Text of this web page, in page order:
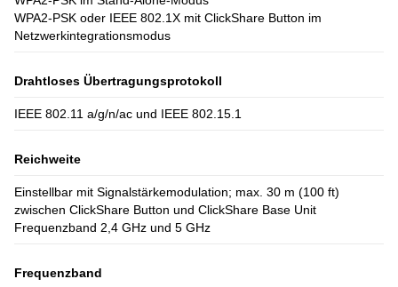
WPA2-PSK oder IEEE 802.1X mit ClickShare Button im
Netzwerkintegrationsmodus
Drahtloses Übertragungsprotokoll
IEEE 802.11 a/g/n/ac und IEEE 802.15.1
Reichweite
Einstellbar mit Signalstärkemodulation; max. 30 m (100 ft)
zwischen ClickShare Button und ClickShare Base Unit
Frequenzband 2,4 GHz und 5 GHz
Frequenzband